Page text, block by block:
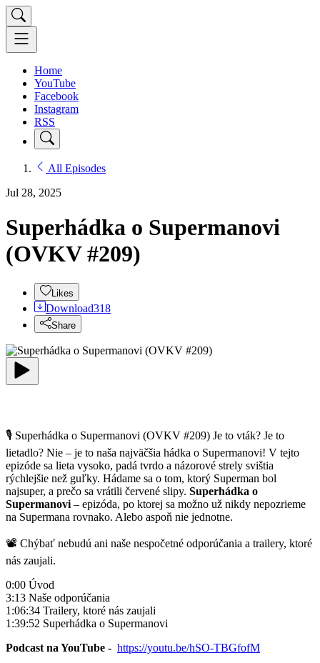
Home
YouTube
Facebook
Instagram
RSS
All Episodes
Jul 28, 2025
Superhádka o Supermanovi
(OVKV #209)
Likes
Download318
Share
🎙️ Superhádka o Supermanovi (OVKV #209) Je to vták? Je to
lietadlo? Nie – je to naša najväčšia hádka o Supermanovi! V tejto
epizóde sa lieta vysoko, padá tvrdo a názorové strely svištia
rýchlejšie než guľky. Hádame sa o tom, ktorý Superman bol
najsuper, a prečo sa vrátili červené slipy. Superhádka o
Supermanovi – epizóda, po ktorej sa možno už nikdy nepozrieme
na Supermana rovnako. Alebo aspoň nie jednotne.
📽️ Chýbať nebudú ani naše nespočetné odporúčania a trailery, ktoré
nás zaujali.
0:00 Úvod
3:13 Naše odporúčania
1:06:34 Trailery, ktoré nás zaujali
1:39:52 Superhádka o Supermanovi
Podcast na YouTube - https://youtu.be/hSO-TBGfofM